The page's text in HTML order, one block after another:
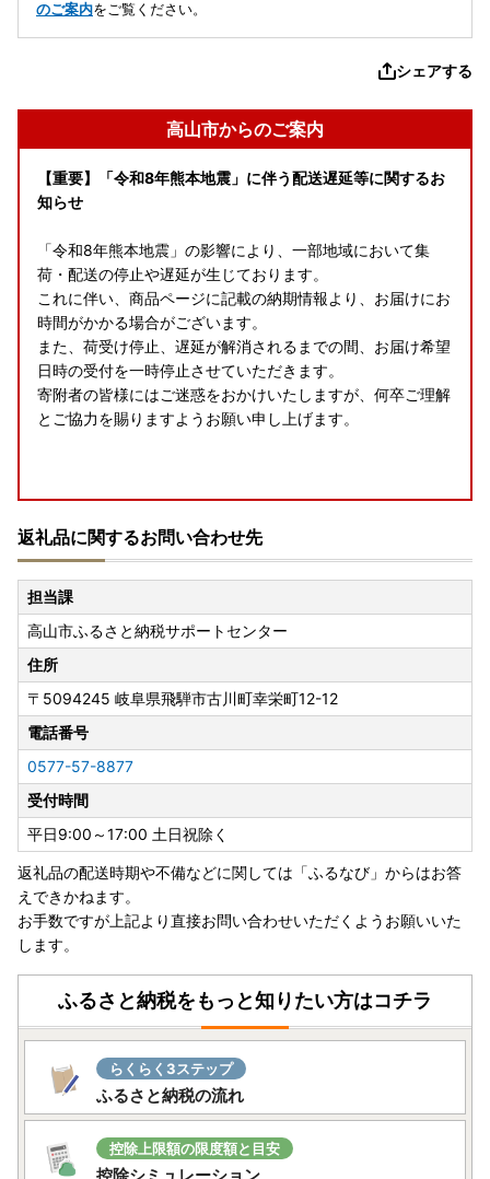
のご案内をご覧ください。
シェアする
高山市からのご案内
【重要】「令和8年熊本地震」に伴う配送遅延等に関するお
知らせ
「令和8年熊本地震」の影響により、一部地域において集
荷・配送の停止や遅延が生じております。
これに伴い、商品ページに記載の納期情報より、お届けにお
時間がかかる場合がございます。
また、荷受け停止、遅延が解消されるまでの間、お届け希望
日時の受付を一時停止させていただきます。
寄附者の皆様にはご迷惑をおかけいたしますが、何卒ご理解
とご協力を賜りますようお願い申し上げます。
＼＼高山市のページをご覧いただき誠にありがとうございま
す／
＝＝＝＝＝＝＝＝＝＝＝＝＝＝＝
高山市 人気の返礼品をご紹介♪
＝＝＝＝＝＝＝＝＝＝＝＝＝＝＝
★返礼品一番人気！！飛騨牛の返礼品★
【飛騨牛】返礼品はこちら
★高山市の伝統工芸 飛騨の家具とその他のインテリア★
【家具・インテリア】返礼品はこちら
★毎月お届け♪定期便★
【定期便】返礼品はこちら
★自分のペースでゆっくり選べるカタログ★
【あとから選べるカタログ】はこちら
ふるさと納税に関するお知らせ
＝＝＝＝＝＝＝＝＝＝＝＝＝＝＝
■書類発送時期
ワンストップ特例申請書および、寄附金受領証明書の発送
は、ご寄附確認後、2週間程お時間を頂戴しております。お
返礼品に関するお問い合わせ先
担当課
高山市ふるさと納税サポートセンター
住所
〒5094245 岐阜県飛騨市古川町幸栄町12-12
電話番号
0577-57-8877
受付時間
平日9:00～17:00 土日祝除く
返礼品の配送時期や不備などに関しては「ふるなび」からはお答
えできかねます。
お手数ですが上記より直接お問い合わせいただくようお願いいた
します。
ふるさと納税をもっと知りたい方はコチラ
らくらく3ステップ
ふるさと納税の流れ
控除上限額の限度額と目安